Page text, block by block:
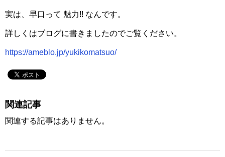
実は、早口って 魅力!! なんです。
詳しくはブログに書きましたのでご覧ください。
https://ameblo.jp/yukikomatsuo/
関連記事
関連する記事はありません。